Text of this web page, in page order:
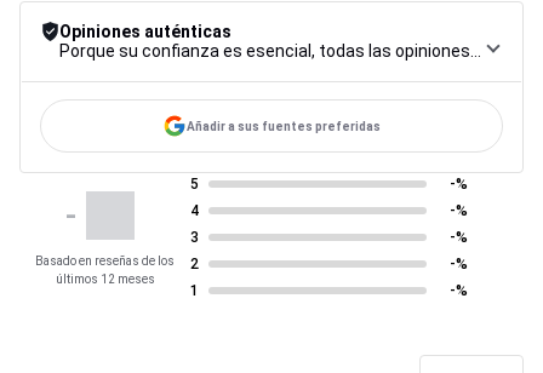
Opiniones auténticas
Añadir a sus fuentes preferidas
-
Basado en reseñas de los
últimos 12 meses
5
-%
4
-%
3
-%
2
-%
1
-%